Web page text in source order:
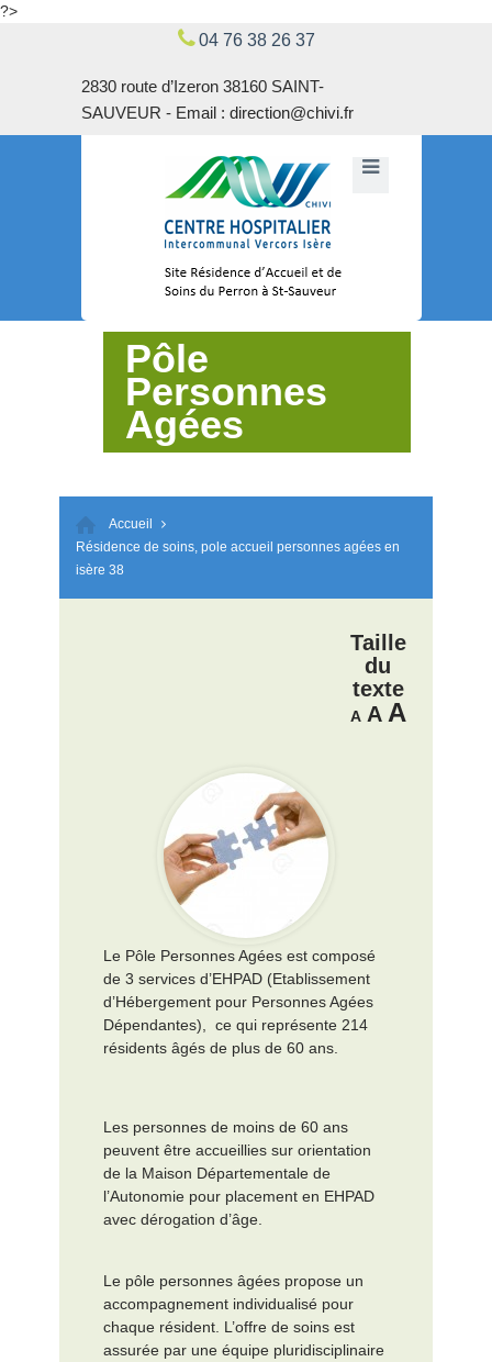
?>
2830 route d’Izeron 38160 SAINT-
SAUVEUR - Email : direction@chivi.fr
04 76 38 26 37
Pôle
Personnes
Agées
Accueil
Résidence de soins, pole accueil personnes agées en
isère 38
Taille
du
texte
A A A
Le Pôle Personnes Agées est composé
de 3 services d’EHPAD (Etablissement
d’Hébergement pour Personnes Agées
Dépendantes), ce qui représente 214
résidents âgés de plus de 60 ans.
Les personnes de moins de 60 ans
peuvent être accueillies sur orientation
de la Maison Départementale de
l’Autonomie pour placement en EHPAD
avec dérogation d’âge.
Le pôle personnes âgées propose un
accompagnement individualisé pour
chaque résident. L’offre de soins est
assurée par une équipe pluridisciplinaire